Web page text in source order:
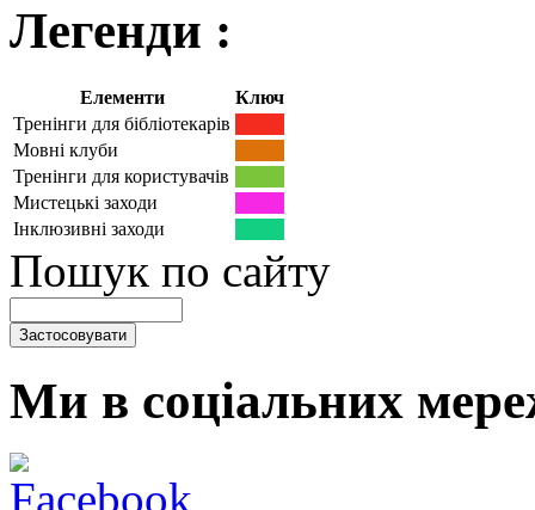
Легенди :
Елементи
Ключ
Тренінги для бібліотекарів
Мовні клуби
Тренінги для користувачів
Мистецькі заходи
Інклюзивні заходи
Пошук по сайту
Ми в соціальних